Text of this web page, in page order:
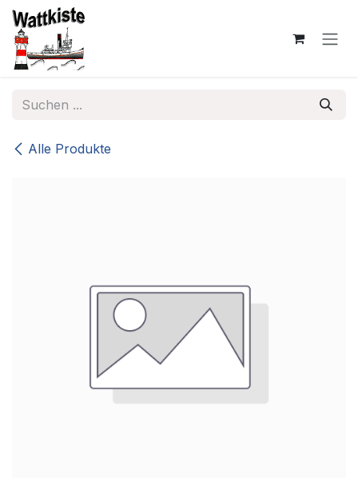
Zum Inhalt springen
Alle Produkte